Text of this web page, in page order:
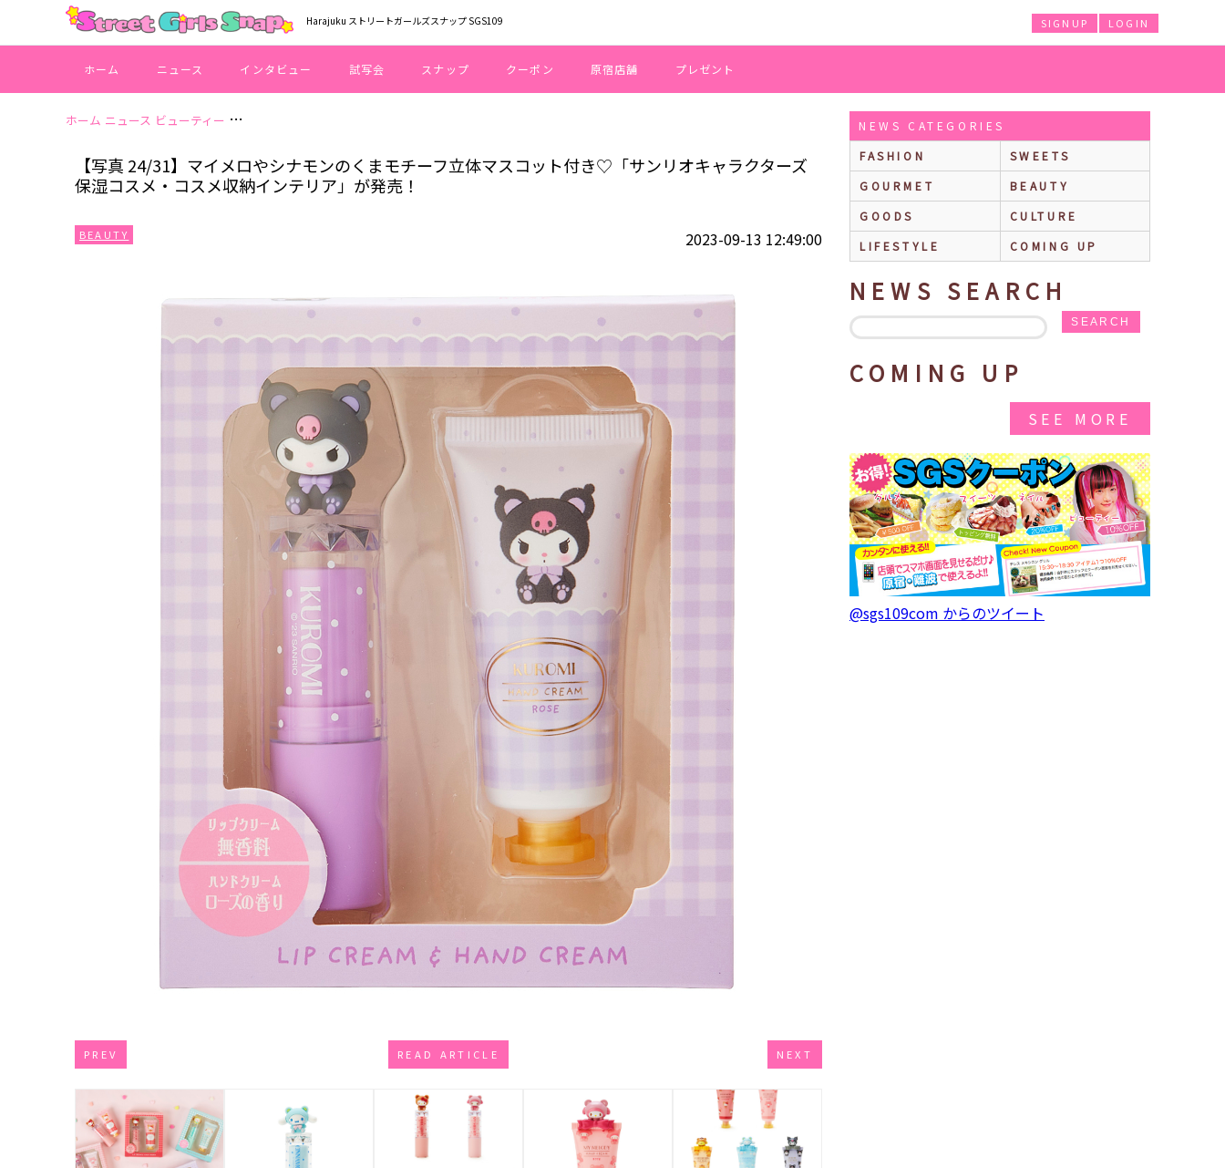
Harajuku ストリートガールズスナップ SGS109 LOGIN
SIGNUP
ホーム ニュース インタビュー 試写会 スナップ クーポン 原宿店舗 プレゼント
ホーム ニュース ビューティー 【写真 24/31】マイメロやシナモンのくまモチーフ立体マスコット付き♡「サンリオキャラクターズ 保湿コスメ・コスメ収納インテリア」が発売！
【写真 24/31】マイメロやシナモンのくまモチーフ立体マスコット付き♡「サンリオキャラクターズ
保湿コスメ・コスメ収納インテリア」が発売！
BEAUTY 2023-09-13 12:49:00
PREV READ ARTICLE NEXT
NEWS CATEGORIES
FASHION
SWEETS
GOURMET
BEAUTY
GOODS
CULTURE
LIFESTYLE
COMING UP
NEWS SEARCH
SEARCH
COMING UP
SEE MORE
@sgs109com からのツイート